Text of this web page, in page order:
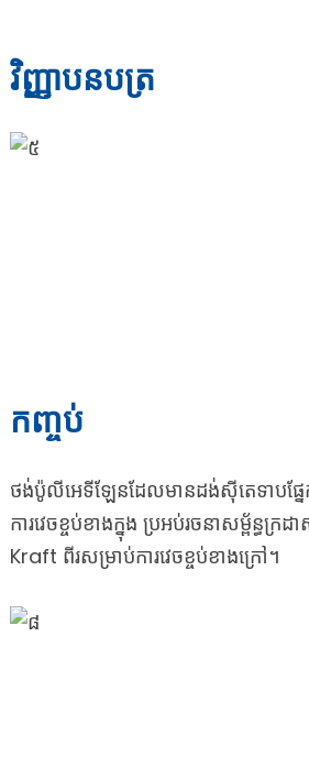
វិញ្ញាបនបត្រ
កញ្ចប់
ថង់ប៉ូលីអេទីឡែនដែលមានដង់ស៊ីតេទាបផ្នែក
ការវេចខ្ចប់ខាងក្នុង ប្រអប់រចនាសម្ព័ន្ធក្
Kraft ពីរសម្រាប់ការវេចខ្ចប់ខាងក្រៅ។